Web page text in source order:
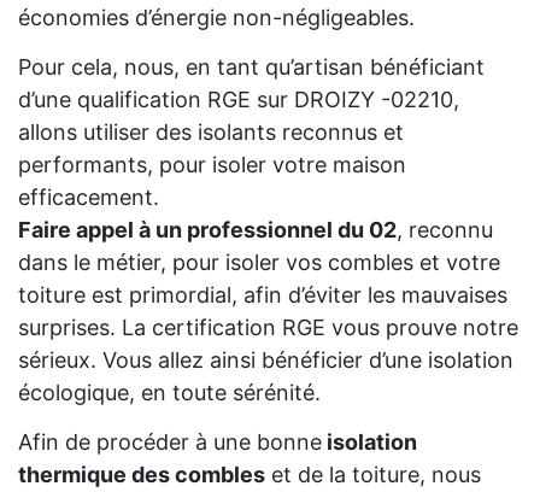
économies d’énergie non-négligeables.
Pour cela, nous, en tant qu’artisan bénéficiant
d’une qualification RGE sur DROIZY -02210,
allons utiliser des isolants reconnus et
performants, pour isoler votre maison
efficacement.
Faire appel à un professionnel du 02, reconnu
dans le métier, pour isoler vos combles et votre
toiture est primordial, afin d’éviter les mauvaises
surprises. La certification RGE vous prouve notre
sérieux. Vous allez ainsi bénéficier d’une isolation
écologique, en toute sérénité.
Afin de procéder à une bonne isolation
thermique des combles et de la toiture, nous